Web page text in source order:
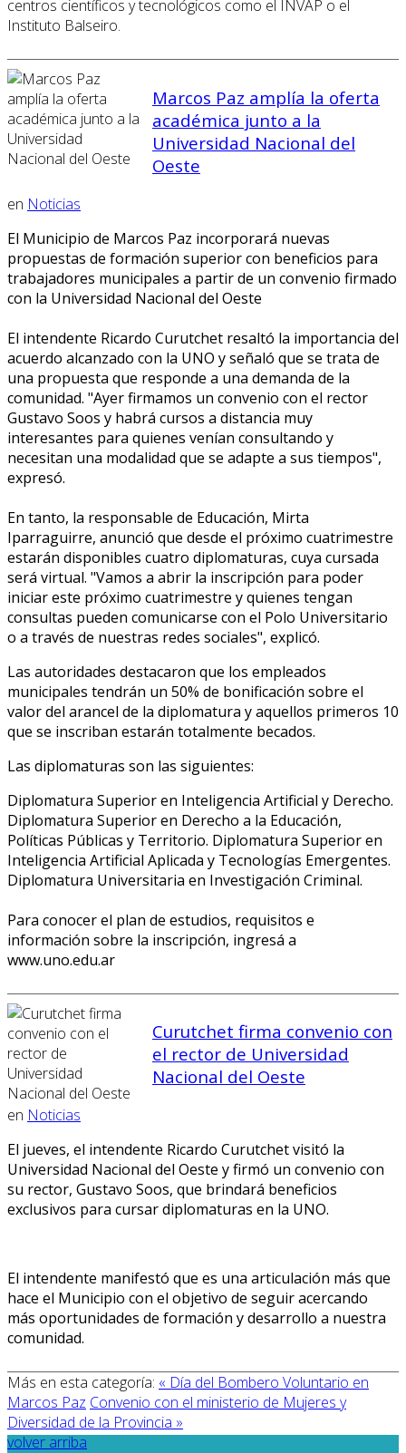
centros científicos y tecnológicos como el INVAP o el
Instituto Balseiro.
Marcos Paz amplía la oferta
académica junto a la
Universidad Nacional del
Oeste
en Noticias
El Municipio de Marcos Paz incorporará nuevas
propuestas de formación superior con beneficios para
trabajadores municipales a partir de un convenio firmado
con la Universidad Nacional del Oeste
El intendente Ricardo Curutchet resaltó la importancia del
acuerdo alcanzado con la UNO y señaló que se trata de
una propuesta que responde a una demanda de la
comunidad. "Ayer firmamos un convenio con el rector
Gustavo Soos y habrá cursos a distancia muy
interesantes para quienes venían consultando y
necesitan una modalidad que se adapte a sus tiempos",
expresó.
En tanto, la responsable de Educación, Mirta
Iparraguirre, anunció que desde el próximo cuatrimestre
estarán disponibles cuatro diplomaturas, cuya cursada
será virtual. "Vamos a abrir la inscripción para poder
iniciar este próximo cuatrimestre y quienes tengan
consultas pueden comunicarse con el Polo Universitario
o a través de nuestras redes sociales", explicó.
Las autoridades destacaron que los empleados
municipales tendrán un 50% de bonificación sobre el
valor del arancel de la diplomatura y aquellos primeros 10
que se inscriban estarán totalmente becados.
Las diplomaturas son las siguientes:
Diplomatura Superior en Inteligencia Artificial y Derecho.
⁠Diplomatura Superior en Derecho a la Educación,
Políticas Públicas y Territorio. ⁠Diplomatura Superior en
Inteligencia Artificial Aplicada y Tecnologías Emergentes.
Diplomatura Universitaria en Investigación Criminal.
Para conocer el plan de estudios, requisitos e
información sobre la inscripción, ingresá a
www.uno.edu.ar
Curutchet firma convenio con
el rector de Universidad
Nacional del Oeste
en Noticias
El jueves, el intendente Ricardo Curutchet visitó la
Universidad Nacional del Oeste y firmó un convenio con
su rector, Gustavo Soos, que brindará beneficios
exclusivos para cursar diplomaturas en la UNO.
El intendente manifestó que es una articulación más que
hace el Municipio con el objetivo de seguir acercando
más oportunidades de formación y desarrollo a nuestra
comunidad.
Más en esta categoría: « Día del Bombero Voluntario en
Marcos Paz Convenio con el ministerio de Mujeres y
Diversidad de la Provincia »
volver arriba